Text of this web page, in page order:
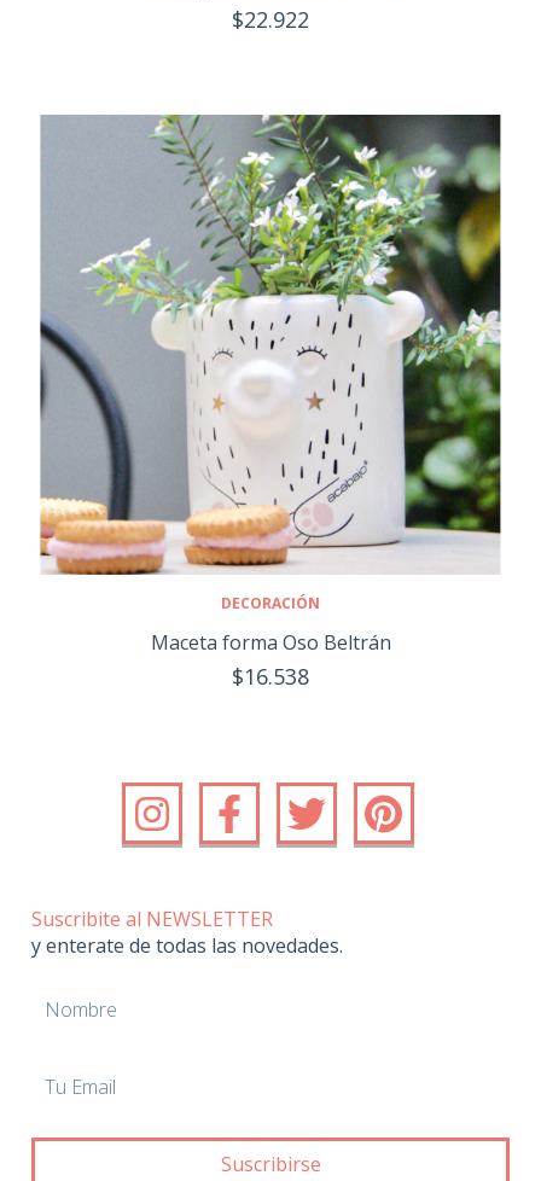
$22.922
DECORACIÓN
Maceta forma Oso Beltrán
$16.538
Suscribite al NEWSLETTER
y enterate de todas las novedades.